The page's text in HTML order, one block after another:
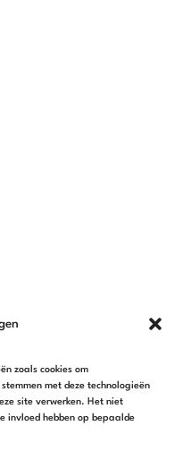
zoals cookies om
met deze technologieën
site verwerken. Het niet
invloed hebben op bepaalde